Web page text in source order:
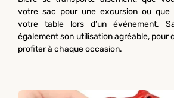
votre sac pour une excursion ou que
votre table lors d’un événement.
également son utilisation agréable, pour
profiter à chaque occasion.